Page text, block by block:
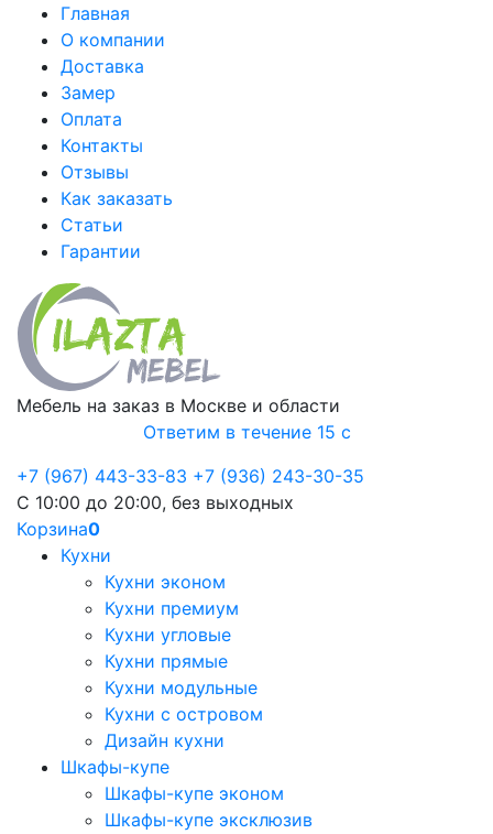
Главная
О компании
Доставка
Замер
Оплата
Контакты
Отзывы
Как заказать
Статьи
Гарантии
Мебель на заказ в Москве и области
Ответим в течение 15 с
+7 (967) 443-33-83 +7 (936) 243-30-35
С 10:00 до 20:00, без выходных
Корзина0
Кухни
Кухни эконом
Кухни премиум
Кухни угловые
Кухни прямые
Кухни модульные
Кухни с островом
Дизайн кухни
Шкафы-купе
Шкафы-купе эконом
Шкафы-купе эксклюзив